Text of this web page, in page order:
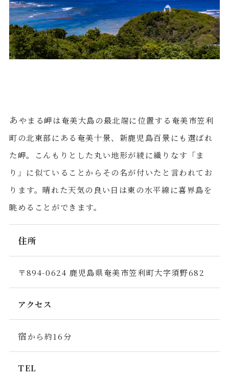
あやまる岬は奄美大島の最北端に位置する奄美市笠利
町の北東部にある奄美十景、新鹿児島百景にも選ばれ
た岬。こんもりとした丸い地形が綾に織りなす「ま
り」に似ていることからその名が付いたと言われてお
ります。晴れた天気の良い日は東の水平線に喜界島を
眺めることができます。
住所
〒894-0624 鹿児島県奄美市笠利町大字須野682
アクセス
宿から約16分
TEL